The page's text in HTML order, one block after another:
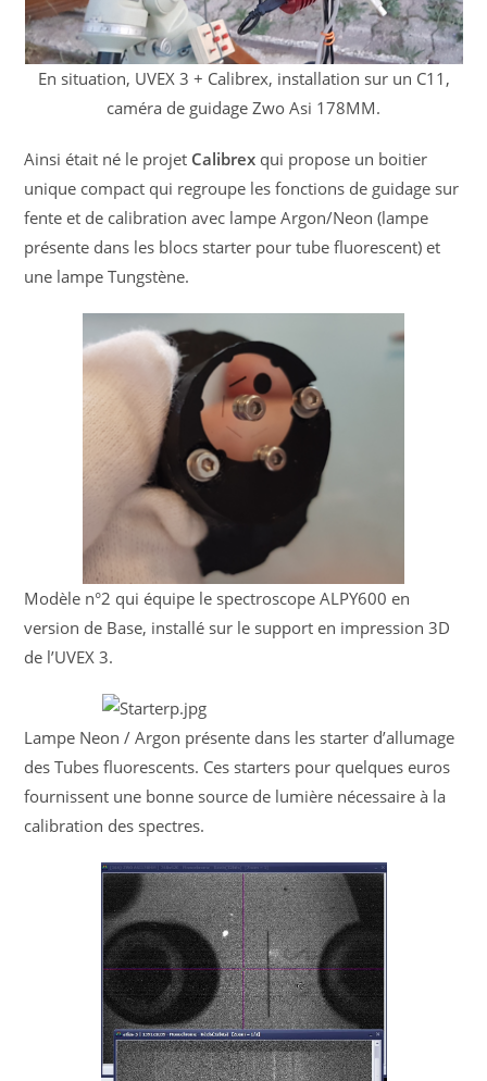
En situation, UVEX 3 + Calibrex, installation sur un C11,
caméra de guidage Zwo Asi 178MM.
Ainsi était né le projet Calibrex qui propose un boitier
unique compact qui regroupe les fonctions de guidage sur
fente et de calibration avec lampe Argon/Neon (lampe
présente dans les blocs starter pour tube fluorescent) et
une lampe Tungstène.
Modèle n°2 qui équipe le spectroscope ALPY600 en
version de Base, installé sur le support en impression 3D
de l’UVEX 3.
Lampe Neon / Argon présente dans les starter d’allumage
des Tubes fluorescents. Ces starters pour quelques euros
fournissent une bonne source de lumière nécessaire à la
calibration des spectres.